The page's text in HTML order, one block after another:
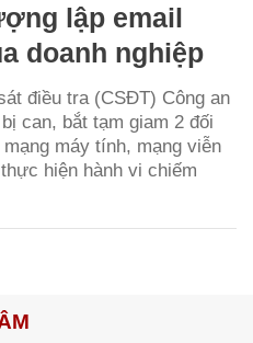
lập email
doanh nghiệp
điều tra (CSĐT) Công an
can, bắt tạm giam 2 đối
máy tính, mạng viễn
hiện hành vi chiếm